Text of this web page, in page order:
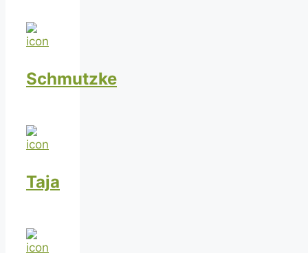
Schmutzke
Taja